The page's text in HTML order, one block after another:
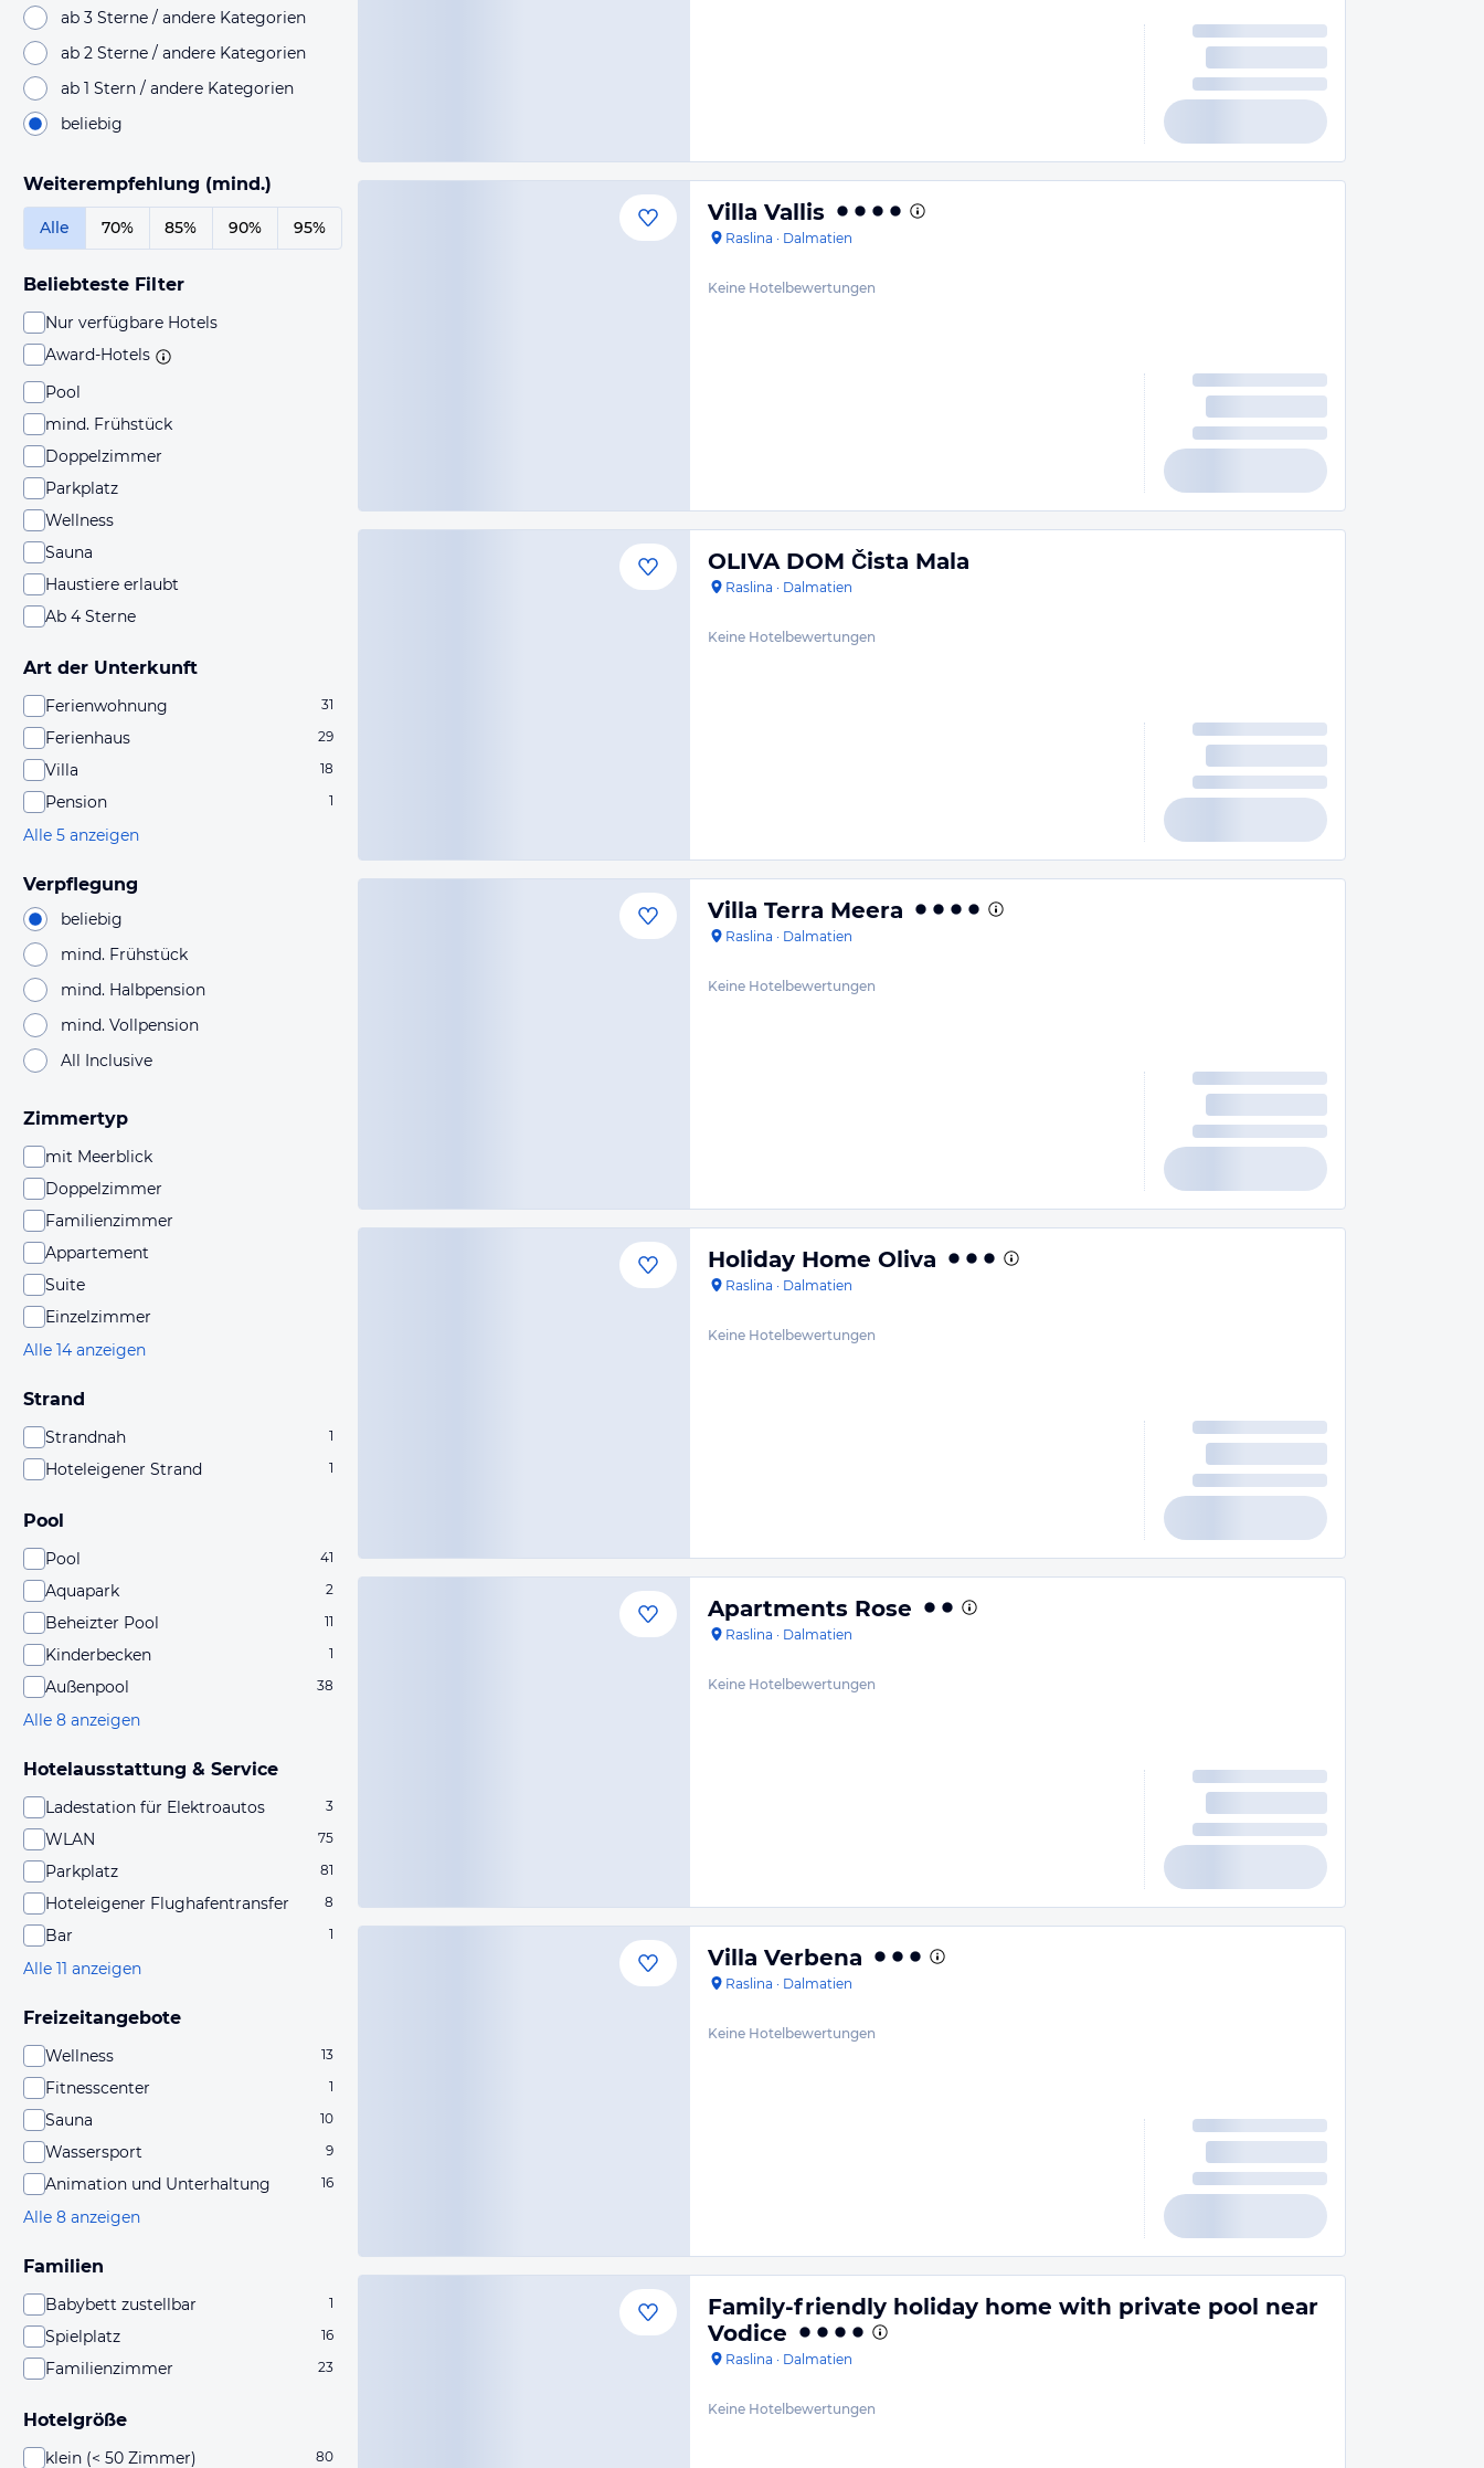
ab 3 Sterne / andere Kategorien
ab 2 Sterne / andere Kategorien
ab 1 Stern / andere Kategorien
beliebig
Weiterempfehlung (mind.)
Alle 70% 85% 90% 95%
Beliebteste Filter
Nur verfügbare Hotels
Award-Hotels
Pool
mind. Frühstück
Doppelzimmer
Parkplatz
Wellness
Sauna
Haustiere erlaubt
Ab 4 Sterne
Art der Unterkunft
Ferienwohnung 31
Ferienhaus 29
Villa 18
Pension 1
Alle 5 anzeigen
Verpflegung
beliebig
mind. Frühstück
mind. Halbpension
mind. Vollpension
All Inclusive
Zimmertyp
mit Meerblick
Doppelzimmer
Familienzimmer
Appartement
Suite
Einzelzimmer
Alle 14 anzeigen
Strand
Strandnah 1
Hoteleigener Strand 1
Pool
Pool 41
Aquapark 2
Beheizter Pool 11
Kinderbecken 1
Außenpool 38
Alle 8 anzeigen
Hotelausstattung & Service
Ladestation für Elektroautos 3
WLAN 75
Parkplatz 81
Hoteleigener Flughafentransfer 8
Bar 1
Alle 11 anzeigen
Freizeitangebote
Wellness 13
Fitnesscenter 1
Sauna 10
Wassersport 9
Animation und Unterhaltung 16
Alle 8 anzeigen
Familien
Babybett zustellbar 1
Spielplatz 16
Familienzimmer 23
Hotelgröße
klein (< 50 Zimmer) 80
Villa Vallis
Raslina · Dalmatien
Keine Hotelbewertungen
OLIVA DOM Čista Mala
Raslina · Dalmatien
Keine Hotelbewertungen
Villa Terra Meera
Raslina · Dalmatien
Keine Hotelbewertungen
Holiday Home Oliva
Raslina · Dalmatien
Keine Hotelbewertungen
Apartments Rose
Raslina · Dalmatien
Keine Hotelbewertungen
Villa Verbena
Raslina · Dalmatien
Keine Hotelbewertungen
Family-friendly holiday home with private pool near
Vodice
Raslina · Dalmatien
Keine Hotelbewertungen